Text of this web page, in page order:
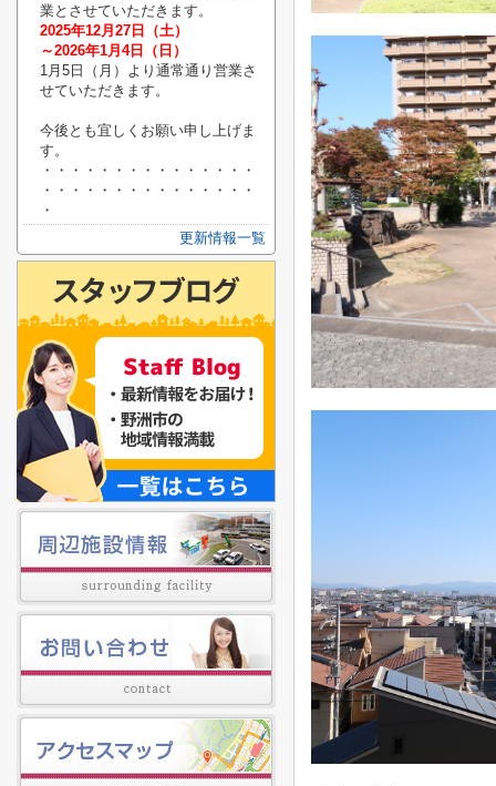
業とさせていただきます。
2025年12月27日（土）
～2026年1月4日（日）
1月5日（月）より通常通り営業さ
せていただきます。
今後とも宜しくお願い申し上げま
す。
・・・・・・・・・・・・・・・
・・・・・・・・・・・・・・・
・
更新情報一覧